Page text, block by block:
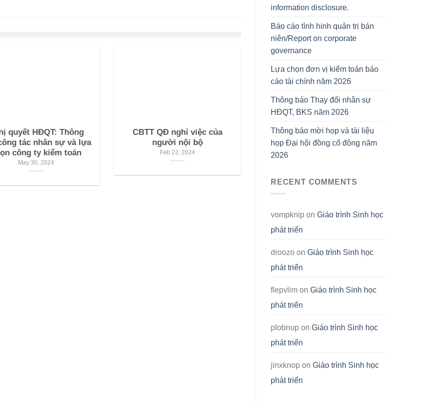
quyết HĐQT: Thông
tác nhân sự và lựa
công ty kiểm toán
May 30, 2024
CBTT QĐ nghỉ việc của
người nội bộ
Feb 23, 2024
information disclosure.
Báo cáo tình hinh quản trị bán
niên/Report on corporate
governance
Lựa chọn đơn vị kiểm toán báo
cáo tài chính năm 2026
Thông báo Thay đổi nhân sự
HĐQT, BKS năm 2026
Thông báo mời họp và tài liệu
họp Đại hội đồng cổ đông năm
2026
RECENT COMMENTS
vompknip on Giáo trình Sinh học
phát triển
droozo on Giáo trình Sinh học
phát triển
flepvlim on Giáo trình Sinh học
phát triển
plobnup on Giáo trình Sinh học
phát triển
jinxknop on Giáo trình Sinh học
phát triển